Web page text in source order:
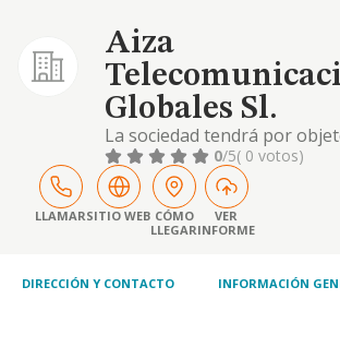
Aiza
Globales Sl.
La sociedad tendrá por
prestación, gestión,
implantación, explotación y
de toda clase de servicios
privados de
mayor como al por menor
sujeción a la legislac
0/5( 0 votos)
LLAMARSITIO WEB CÓMO
LLEGAR
VER
INFORME
DIRECCIÓN Y CONTACTO INFORMACIÓN